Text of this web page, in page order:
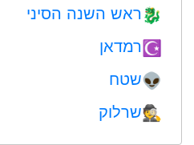
🐉 ראש השנה הסיני
☪️ רמדאן
👽שטח
🕵️שרלוק